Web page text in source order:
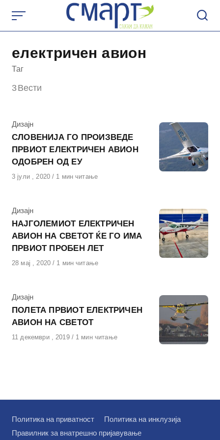
content
електричен авион
Таг
3Вести
КАтегорија
Дизајн
СЛОВЕНИЈА ГО ПРОИЗВЕДЕ
ПРВИОТ ЕЛЕКТРИЧЕН АВИОН
ОДОБРЕН ОД ЕУ
Објавено
3 јули , 2020 1 мин читање
КАтегорија
Дизајн
НАЈГОЛЕМИОТ ЕЛЕКТРИЧЕН
АВИОН НА СВЕТОТ ЌЕ ГО ИМА
ПРВИОТ ПРОБЕН ЛЕТ
Објавено
28 мај , 2020 1 мин читање
КАтегорија
Дизајн
ПОЛЕТА ПРВИОТ ЕЛЕКТРИЧЕН
АВИОН НА СВЕТОТ
Објавено
11 декември , 2019 1 мин читање
Политика на приватност
Политика на инклузија
Правилник за внатрешно пријавување